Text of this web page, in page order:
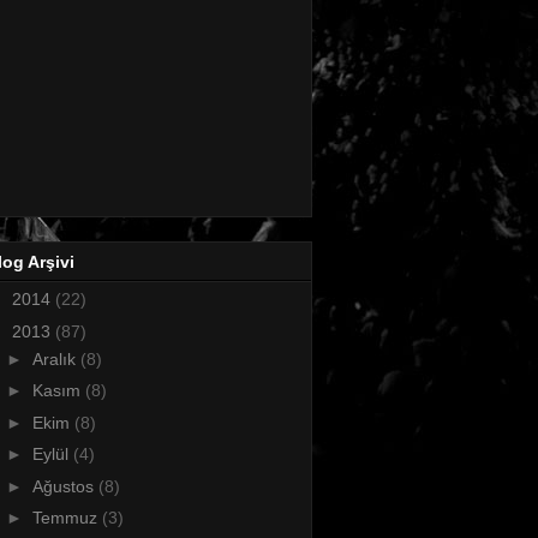
Arşivi
2014 (22)
2013 (87)
► Aralık (8)
► Kasım (8)
► Ekim (8)
► Eylül (4)
► Ağustos (8)
► Temmuz (3)